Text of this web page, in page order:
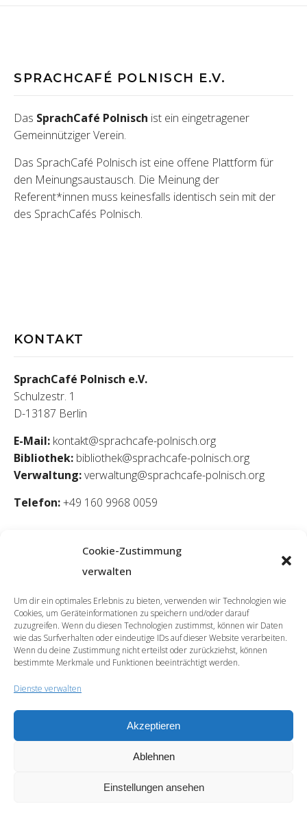
Cookie-Zustimmung
verwalten
Um dir ein optimales Erlebnis zu bieten, verwenden wir Technologien wie
Cookies, um Geräteinformationen zu speichern und/oder darauf
zuzugreifen. Wenn du diesen Technologien zustimmst, können wir Daten
wie das Surfverhalten oder eindeutige IDs auf dieser Website verarbeiten.
Wenn du deine Zustimmung nicht erteilst oder zurückziehst, können
bestimmte Merkmale und Funktionen beeinträchtigt werden.
Dienste verwalten
Akzeptieren
Ablehnen
Einstellungen ansehen
SPRACHCAFÉ POLNISCH E.V.
Das SprachCafé Polnisch ist ein eingetragener
Gemeinnütziger Verein.
Das SprachCafé Polnisch ist eine offene Plattform für
den Meinungsaustausch. Die Meinung der
Referent*innen muss keinesfalls identisch sein mit der
des SprachCafés Polnisch.
KONTAKT
SprachCafé Polnisch e.V.
Schulzestr. 1
D-13187 Berlin
E-Mail: kontakt@sprachcafe-polnisch.org
Bibliothek: bibliothek@sprachcafe-polnisch.org
Verwaltung:verwaltung@sprachcafe-polnisch.org
Telefon:+49 160 9968 0059
© 2026 | SprachCafé Polnisch
Archiv Datenschutzerklärung